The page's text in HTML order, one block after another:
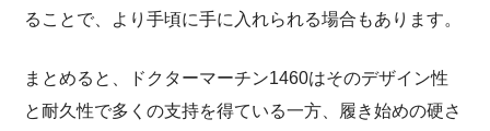
ることで、より手頃に手に入れられる場合もあります。
まとめると、ドクターマーチン1460はそのデザイン性
と耐久性で多くの支持を得ている一方、履き始めの硬さ